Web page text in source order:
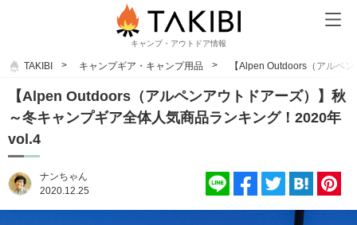
キャンプ・アウトドア情報
TAKIBI キャンプギア・キャンプ用品 【Alpen Outdoors（アルペ
【Alpen Outdoors（アルペンアウトドアーズ）】秋
～冬キャンプギア全体人気商品ランキング！2020年
vol.4
ナンちゃん
2020.12.25